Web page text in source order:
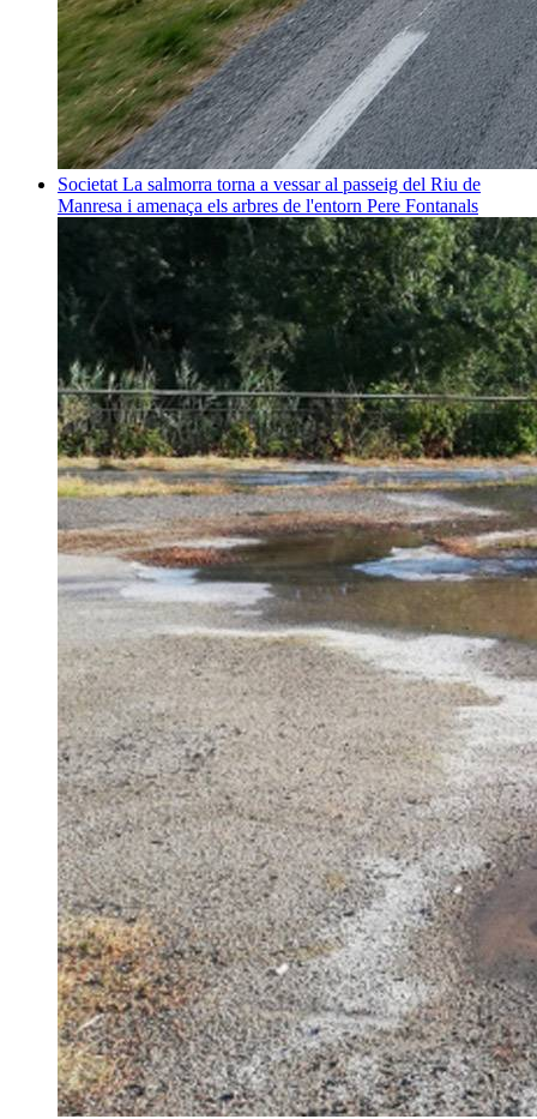
Societat La salmorra torna a vessar al passeig del Riu de
Manresa i amenaça els arbres de l'entorn Pere Fontanals